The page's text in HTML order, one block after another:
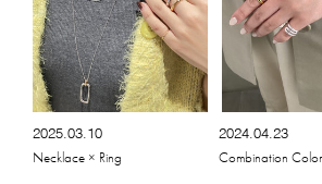
2025.03.10
Necklace × Ring
2024.04.23
Combination Color